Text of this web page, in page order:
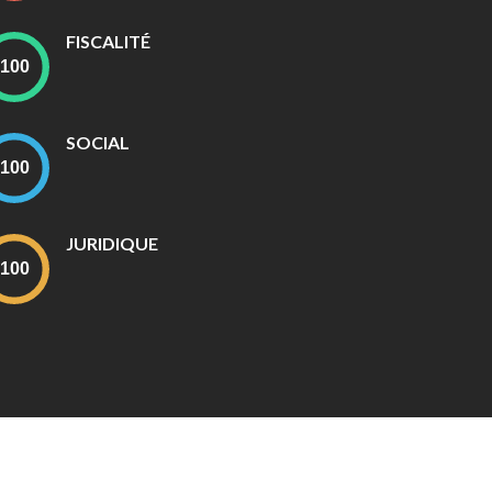
FISCALITÉ
SOCIAL
JURIDIQUE